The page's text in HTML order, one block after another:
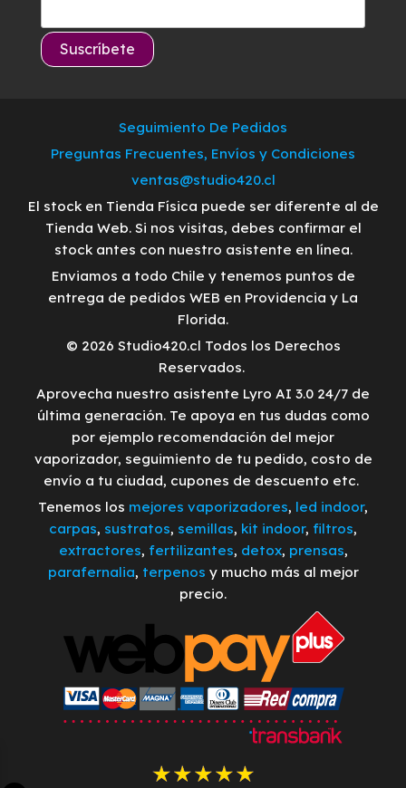
Seguimiento De Pedidos
Preguntas Frecuentes, Envíos y Condiciones
ventas@studio420.cl
El stock en Tienda Física puede ser diferente al de
Tienda Web. Si nos visitas, debes confirmar el
stock antes con nuestro asistente en línea.
Enviamos a todo Chile y tenemos puntos de
entrega de pedidos WEB en Providencia y La
Florida.
© 2026 Studio420.cl Todos los Derechos
Reservados.
Aprovecha nuestro asistente Lyro AI 3.0 24/7 de
última generación. Te apoya en tus dudas como
por ejemplo recomendación del mejor
vaporizador, seguimiento de tu pedido, costo de
envío a tu ciudad, cupones de descuento etc.
Tenemos los mejores vaporizadores, led indoor,
carpas, sustratos, semillas, kit indoor, filtros,
extractores, fertilizantes, detox, prensas,
parafernalia, terpenos y mucho más al mejor
precio.